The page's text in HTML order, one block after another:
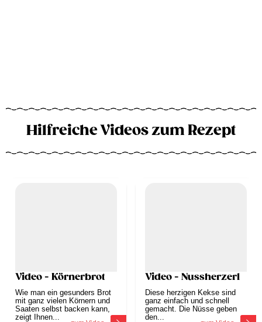
Hilfreiche Videos zum Rezept
Video - Körnerbrot
Wie man ein gesunders Brot
mit ganz vielen Körnern und
Saaten selbst backen kann,
zeigt Ihnen...
Video - Nussherzerl
Diese herzigen Kekse sind
ganz einfach und schnell
gemacht. Die Nüsse geben
den...